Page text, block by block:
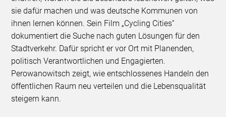
sie dafür machen und was deutsche Kommunen von
ihnen lernen können. Sein Film „Cycling Cities“
dokumentiert die Suche nach guten Lösungen für den
Stadtverkehr. Dafür spricht er vor Ort mit Planenden,
politisch Verantwortlichen und Engagierten.
Perowanowitsch zeigt, wie entschlossenes Handeln den
öffentlichen Raum neu verteilen und die Lebensqualität
steigern kann.